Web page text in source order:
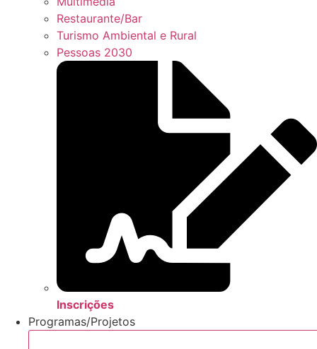
Restaurante/Bar
Turismo Ambiental e Rural
Pessoas 2030
Inscrições
Programas/Projetos